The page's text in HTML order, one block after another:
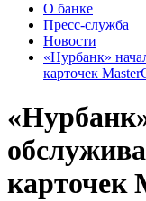
О банке
Пресс-служба
Новости
«Нурбанк»
карточек
карточек